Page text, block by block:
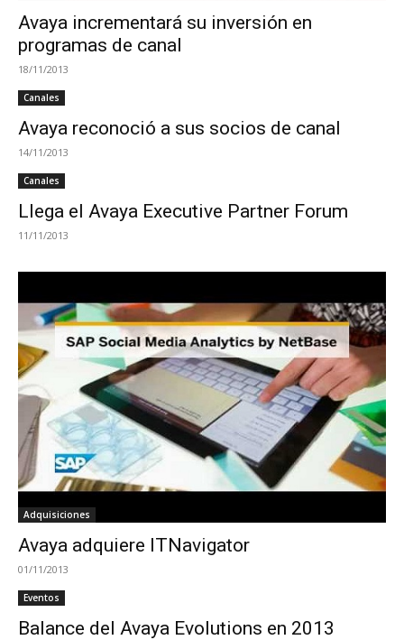
Avaya incrementará su inversión en
programas de canal
18/11/2013
Canales
Avaya reconoció a sus socios de canal
14/11/2013
Canales
Llega el Avaya Executive Partner Forum
11/11/2013
Adquisiciones
Avaya adquiere ITNavigator
01/11/2013
Eventos
Balance del Avaya Evolutions en 2013